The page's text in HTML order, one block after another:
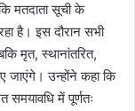
मतदाता सूची के
है। इस दौरान सभी
मृत, स्थानांतरित,
जाएंगे। उन्होंने कहा कि
समयावधि में पूर्णतः